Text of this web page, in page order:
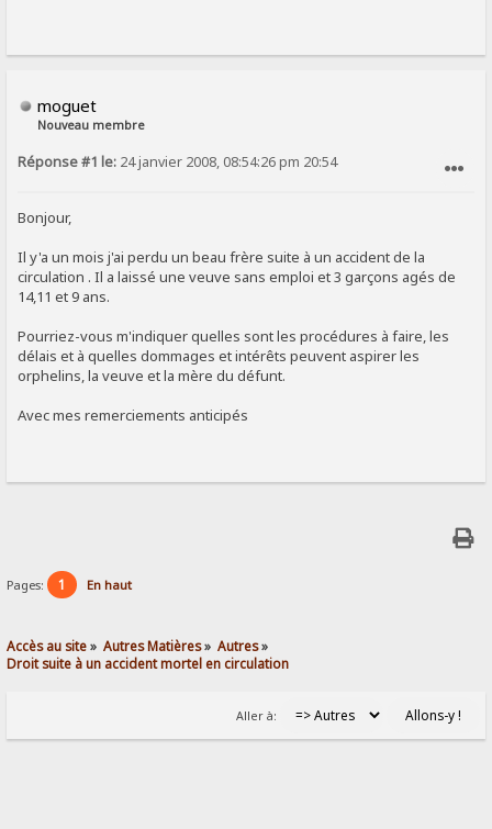
moguet
Nouveau membre
Réponse #1 le: 24 janvier 2008, 08:54:26 pm 20:54
Bonjour,
Il y'a un mois j'ai perdu un beau frère suite à un accident de la
circulation . Il a laissé une veuve sans emploi et 3 garçons agés de
14,11 et 9 ans.
Pourriez-vous m'indiquer quelles sont les procédures à faire, les
délais et à quelles dommages et intérêts peuvent aspirer les
orphelins, la veuve et la mère du défunt.
Avec mes remerciements anticipés
Pages: 1 En haut
Accès au site» Autres Matières» Autres»
Droit suite à un accident mortel en circulation
Aller à: